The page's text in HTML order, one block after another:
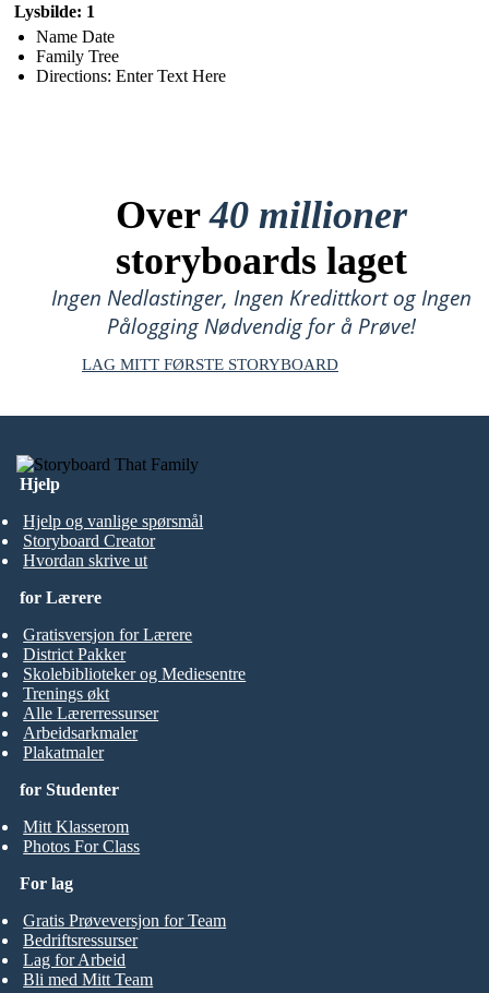
Lysbilde: 1
Name Date
Family Tree
Directions: Enter Text Here
Over40 millioner
storyboards laget
Ingen Nedlastinger, Ingen Kredittkort og Ingen
Pålogging Nødvendig for å Prøve!
LAG MITT FØRSTE STORYBOARD
Hjelp
Hjelp og vanlige spørsmål
Storyboard Creator
Hvordan skrive ut
for Studenter
Mitt Klasserom
Photos For Class
for Lærere
Gratisversjon for Lærere
District Pakker
Skolebiblioteker og Mediesentre
Trenings økt
Alle Lærerressurser
Arbeidsarkmaler
Plakatmaler
For lag
Gratis Prøveversjon for Team
Bedriftsressurser
Lag for Arbeid
Bli med Mitt Team